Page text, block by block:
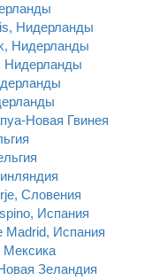
Нидерланды
Нидерланды
Нидерланды
Новая Гвинея
Словения
Испания
Madrid, Испания
Мексика
Зеландия